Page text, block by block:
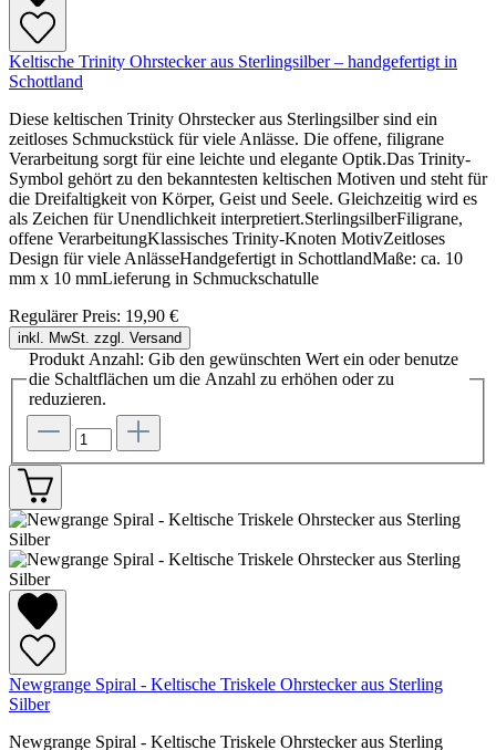
Keltische Trinity Ohrstecker aus Sterlingsilber – handgefertigt in
Schottland
Diese keltischen Trinity Ohrstecker aus Sterlingsilber sind ein
zeitloses Schmuckstück für viele Anlässe. Die offene, filigrane
Verarbeitung sorgt für eine leichte und elegante Optik.Das Trinity-
Symbol gehört zu den bekanntesten keltischen Motiven und steht für
die Dreifaltigkeit von Körper, Geist und Seele. Gleichzeitig wird es
als Zeichen für Unendlichkeit interpretiert.SterlingsilberFiligrane,
offene VerarbeitungKlassisches Trinity-Knoten MotivZeitloses
Design für viele AnlässeHandgefertigt in SchottlandMaße: ca. 10
mm x 10 mmLieferung in Schmuckschatulle
Regulärer Preis: 19,90 €
inkl. MwSt. zzgl. Versand
Produkt Anzahl: Gib den gewünschten Wert ein oder benutze
die Schaltflächen um die Anzahl zu erhöhen oder zu
reduzieren.
Newgrange Spiral - Keltische Triskele Ohrstecker aus Sterling
Silber
Newgrange Spiral - Keltische Triskele Ohrstecker aus Sterling